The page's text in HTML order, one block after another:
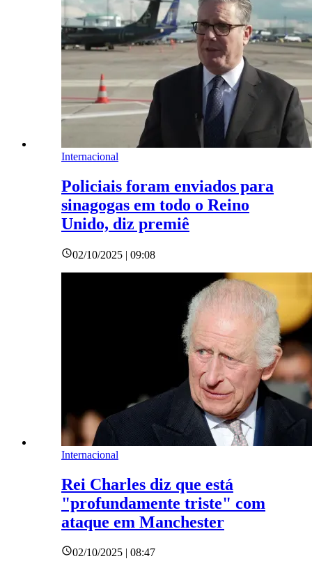
Internacional
Policiais foram enviados para
sinagogas em todo o Reino
Unido, diz premiê
02/10/2025 | 09:08
Internacional
Rei Charles diz que está
"profundamente triste" com
ataque em Manchester
02/10/2025 | 08:47